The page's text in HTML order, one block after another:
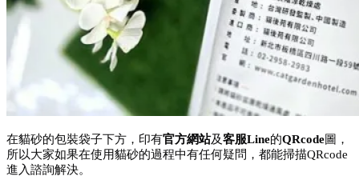
在貓砂的包裝袋子下方，印有官方網站及客服Line的QRcode圖，
所以大家如果在使用貓砂的過程中有任何疑問，都能掃描QRcode
進入諮詢解決。